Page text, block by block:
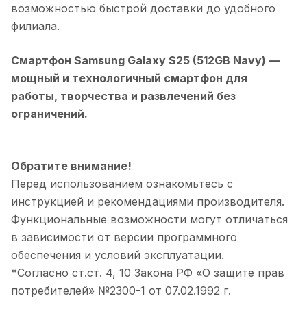
возможностью быстрой доставки до удобного
филиала.
Смартфон Samsung Galaxy S25 (512GB Navy) —
мощный и технологичный смартфон для
работы, творчества и развлечений без
ограничений.
Обратите внимание!
Перед использованием ознакомьтесь с
инструкцией и рекомендациями производителя.
Функциональные возможности могут отличаться
в зависимости от версии программного
обеспечения и условий эксплуатации.
*Согласно ст.ст. 4, 10 Закона РФ «О защите прав
потребителей» №2300-1 от 07.02.1992 г.